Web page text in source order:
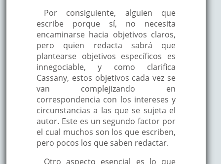
Por consiguiente, alguien que
escribe porque sí, no necesita
encaminarse hacia objetivos claros,
pero quien redacta sabrá que
plantearse objetivos específicos es
innegociable, y como clarifica
Cassany, estos objetivos cada vez se
van complejizando en
correspondencia con los intereses y
circunstancias a las que se sujeta el
autor. Este es un segundo factor por
el cual muchos son los que escriben,
pero pocos los que saben redactar.
Otro aspecto esencial es lo que